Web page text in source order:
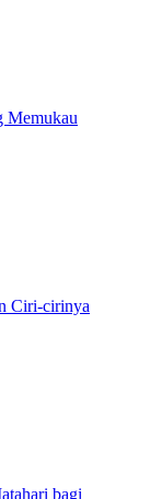
Memukau
Ciri-cirinya
bagi